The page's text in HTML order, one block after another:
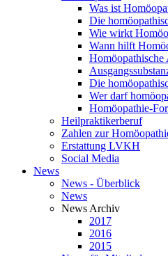
Was ist
Die
Wie wirkt
Wann hilft
Homöopathische
Die
Wer darf
Homöopathie-
Heilpraktikerberuf
Zahlen zur
Erstattung LVKH
Social Media
News
News - Überblick
News
News Archiv
2017
2016
2015